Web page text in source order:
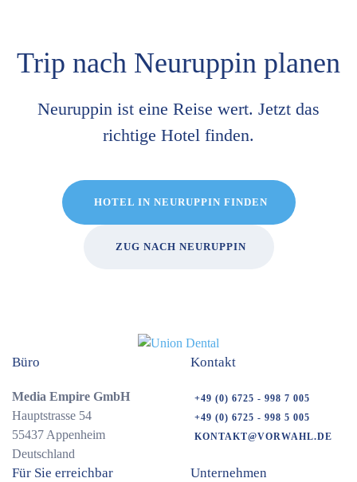
Trip nach Neuruppin planen
Neuruppin ist eine Reise wert. Jetzt das
richtige Hotel finden.
HOTEL IN NEURUPPIN FINDEN
ZUG NACH NEURUPPIN
Büro
Media Empire GmbH
Hauptstrasse 54
55437 Appenheim
Deutschland
Kontakt
+49 (0) 6725 - 998 7 005
+49 (0) 6725 - 998 5 005
KONTAKT@VORWAHL.DE
Für Sie erreichbar Unternehmen